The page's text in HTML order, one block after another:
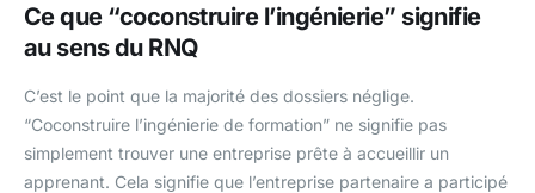
Ce que “coconstruire l’ingénierie” signifie
au sens du RNQ
C’est le point que la majorité des dossiers néglige.
“Coconstruire l’ingénierie de formation” ne signifie pas
simplement trouver une entreprise prête à accueillir un
apprenant. Cela signifie que l’entreprise partenaire a participé